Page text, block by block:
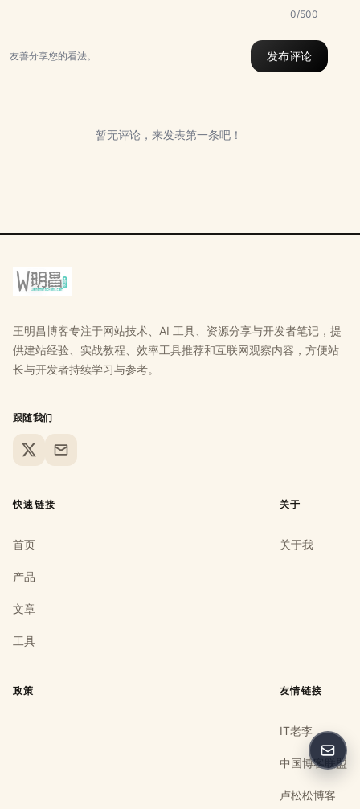
0/500
友善分享您的看法。 发布评论
暂无评论，来发表第一条吧！
王明昌博客专注于网站技术、AI 工具、资源分享与开发者笔记，提
供建站经验、实战教程、效率工具推荐和互联网观察内容，方便站
长与开发者持续学习与参考。
跟随我们
X Email
快速链接
首页
产品
文章
工具
关于
关于我
政策 友情链接
IT老李
中国博客联盟
卢松松博客
反馈